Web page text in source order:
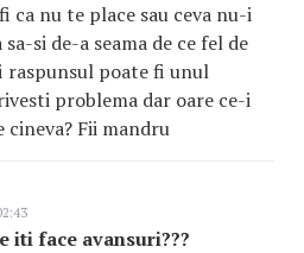
ca nu te place sau ceva nu-i
si de-a seama de ce fel de
raspunsul poate fi unul
problema dar oare ce-i
cineva? Fii mandru
iti face avansuri???